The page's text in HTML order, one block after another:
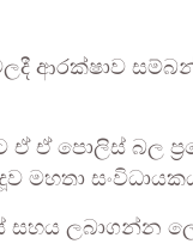
ආරක්ෂාව
ඒ පොලිස් බල
මහතා
සහය ලබාගන්න